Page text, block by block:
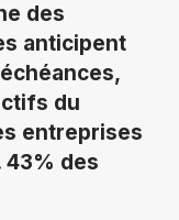
des
anticipent
du
entreprises
43% des